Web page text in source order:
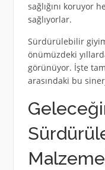
sağlığını koruyor
sağlıyorlar.
Sürdürülebilir
önümüzdeki
görünüyor. İşte
arasındaki bu